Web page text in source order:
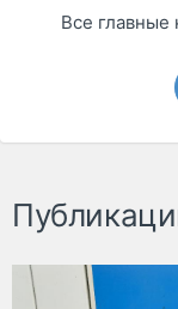
Все главные